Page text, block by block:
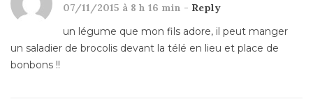
07/11/2015 à 8 h 16 min - Reply
un légume que mon fils adore, il peut manger
un saladier de brocolis devant la télé en lieu et place de
bonbons !!